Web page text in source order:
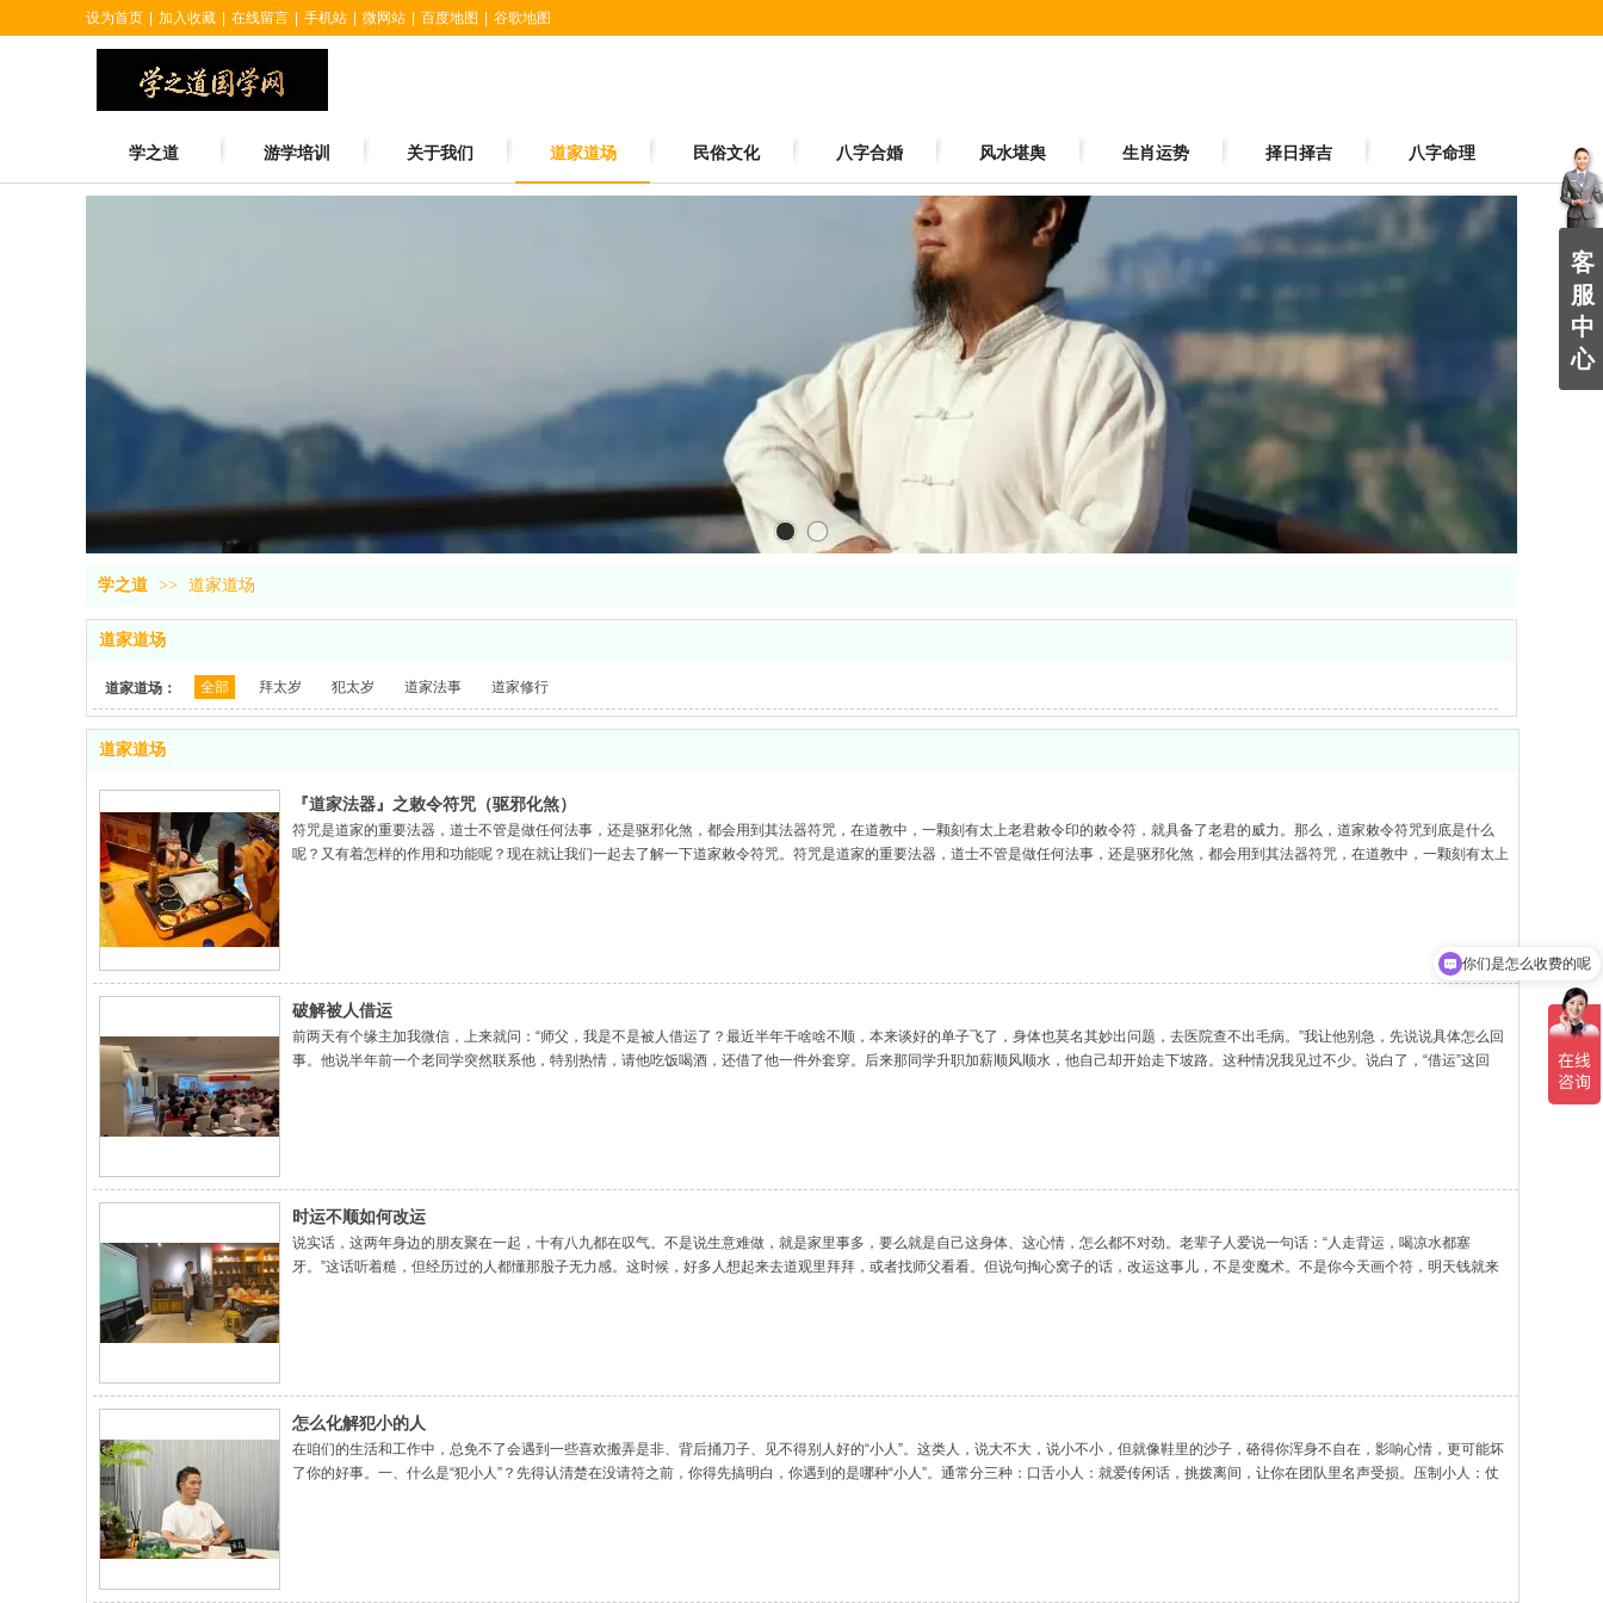
设为首页 加入收藏 在线留言 手机站 微网站 百度地图 谷歌地图
学之道 游学培训 关于我们 道家道场 民俗文化 八字合婚 风水堪舆 生肖运势 择日择吉 八字命理
学之道 >> 道家道场
道家道场
道家道场： 全部 拜太岁 犯太岁 道家法事 道家修行
道家道场
『道家法器』之敕令符咒（驱邪化煞）
符咒是道家的重要法器，道士不管是做任何法事，还是驱邪化煞，都会用到其法器符咒，在道教中，一颗刻有太上老君敕令印的敕令符，就具备了老君的威力。那么，道家敕令符咒到底是什么
呢？又有着怎样的作用和功能呢？现在就让我们一起去了解一下道家敕令符咒。符咒是道家的重要法器，道士不管是做任何法事，还是驱邪化煞，都会用到其法器符咒，在道教中，一颗刻有太上
破解被人借运
前两天有个缘主加我微信，上来就问：“师父，我是不是被人借运了？最近半年干啥啥不顺，本来谈好的单子飞了，身体也莫名其妙出问题，去医院查不出毛病。”我让他别急，先说说具体怎么回
事。他说半年前一个老同学突然联系他，特别热情，请他吃饭喝酒，还借了他一件外套穿。后来那同学升职加薪顺风顺水，他自己却开始走下坡路。这种情况我见过不少。说白了，“借运”这回
时运不顺如何改运
说实话，这两年身边的朋友聚在一起，十有八九都在叹气。不是说生意难做，就是家里事多，要么就是自己这身体、这心情，怎么都不对劲。老辈子人爱说一句话：“人走背运，喝凉水都塞
牙。”这话听着糙，但经历过的人都懂那股子无力感。这时候，好多人想起来去道观里拜拜，或者找师父看看。但说句掏心窝子的话，改运这事儿，不是变魔术。不是你今天画个符，明天钱就来
怎么化解犯小的人
在咱们的生活和工作中，总免不了会遇到一些喜欢搬弄是非、背后捅刀子、见不得别人好的“小人”。这类人，说大不大，说小不小，但就像鞋里的沙子，硌得你浑身不自在，影响心情，更可能坏
了你的好事。一、什么是“犯小人”？先得认清楚在没请符之前，你得先搞明白，你遇到的是哪种“小人”。通常分三种：口舌小人：就爱传闲话，挑拨离间，让你在团队里名声受损。压制小人：仗
客
服
中
心
现在有优惠活动吗